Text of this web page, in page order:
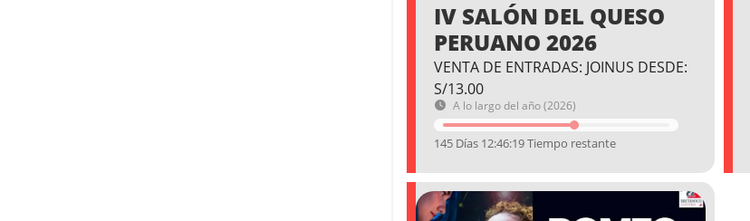
IV SALÓN DEL QUESO
PERUANO 2026
VENTA DE ENTRADAS: JOINUS DESDE:
S/13.00
A lo largo del año (2026)
145 Días 12:46:18 Tiempo restante